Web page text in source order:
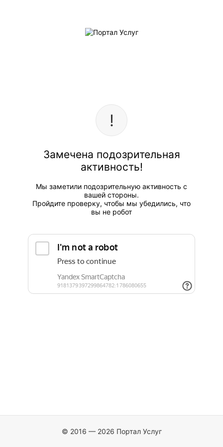
Замечена подозрительная
активность!
Мы заметили подозрительную активность с
вашей стороны.
Пройдите проверку, чтобы мы убедились, что
вы не робот
© 2016 — 2026 Портал Услуг